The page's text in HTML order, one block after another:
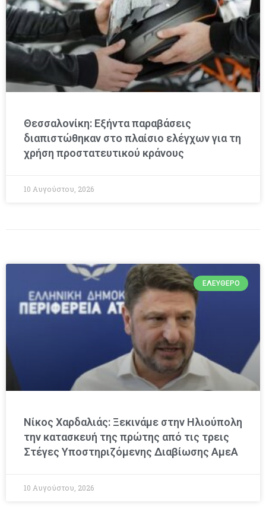
Θεσσαλονίκη: Εξήντα παραβάσεις
διαπιστώθηκαν στο πλαίσιο ελέγχων για τη
χρήση προστατευτικού κράνους
10 Αυγούστου, 2026
ΕΛΕΎΘΕΡΟ
Νίκος Χαρδαλιάς: Ξεκινάμε στην Ηλιούπολη
την κατασκευή της πρώτης από τις τρεις
Στέγες Υποστηριζόμενης Διαβίωσης ΑμεΑ
10 Αυγούστου, 2026